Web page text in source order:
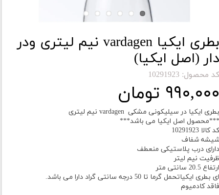
بطری ایکیا vardagen نیم لیتری ودر
دار (اصل ایکیا)
کد محصول: 10291923
۹۹۰,۰۰۰ تومان
بطری ایکیا در سیلیکونی مشکی vardagen نیم لیتری
***محصول اصل ایکیا می باشد***
کد کالا 10291923
شیشه شفاف
دارای درب پلاستیکی منعطف
ظرفیت نیم لیتر
ارتفاع 20.5 سانتی متر
ای بطری ایکیاتحمل گرما تا 50 درجه سانتی گراد دارا می باشد.
فاقد کادمیوم